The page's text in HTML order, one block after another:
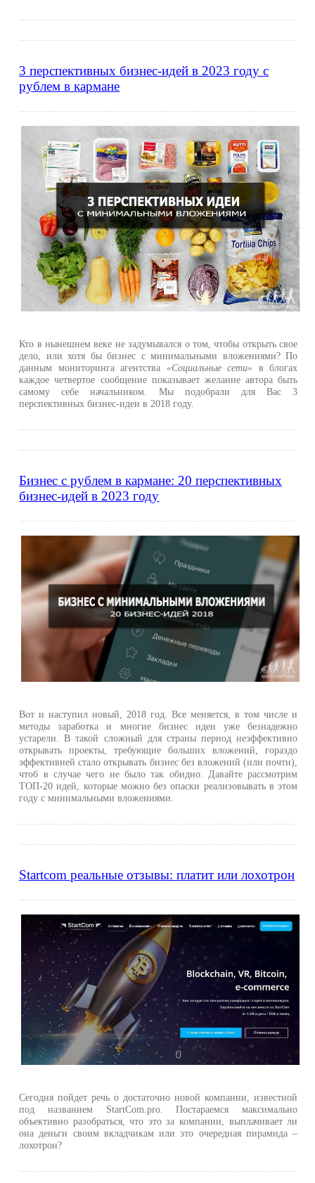
3 перспективных бизнес-идей в 2023 году с
рублем в кармане
Кто в нынешнем веке не задумывался о том, чтобы открыть свое
дело, или хотя бы бизнес с минимальными вложениями? По
данным мониторинга агентства «Социальные сети» в блогах
каждое четвертое сообщение показывает желание автора быть
самому себе начальником. Мы подобрали для Вас 3
перспективных бизнес-идеи в 2018 году.
Бизнес с рублем в кармане: 20 перспективных
бизнес-идей в 2023 году
Вот и наступил новый, 2018 год. Все меняется, в том числе и
методы заработка и многие бизнес идеи уже безнадежно
устарели. В такой сложный для страны период неэффективно
открывать проекты, требующие больших вложений, гораздо
эффективней стало открывать бизнес без вложений (или почти),
чтоб в случае чего не было так обидно. Давайте рассмотрим
ТОП-20 идей, которые можно без опаски реализовывать в этом
году с минимальными вложениями.
Startcom реальные отзывы: платит или лохотрон
Сегодня пойдет речь о достаточно новой компании, известной
под названием StartCom.pro. Постараемся максимально
объективно разобраться, что это за компании, выплачивает ли
она деньги своим вкладчикам или это очередная пирамида –
лохотрон?